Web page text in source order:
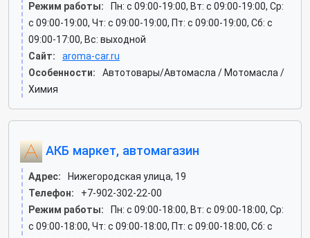
Режим работы:
Пн: c 09:00-19:00, Вт: c 09:00-19:00, Ср:
c 09:00-19:00, Чт: c 09:00-19:00, Пт: c 09:00-19:00, Сб: c
09:00-17:00, Вс: выходной
Сайт:
aroma-car.ru
Особенности:
Автотовары/Автомасла / Мотомасла /
Химия
АКБ маркет, автомагазин
Адрес:
Нижегородская улица, 19
Телефон:
+7-902-302-22-00
Режим работы:
Пн: c 09:00-18:00, Вт: c 09:00-18:00, Ср:
c 09:00-18:00, Чт: c 09:00-18:00, Пт: c 09:00-18:00, Сб: c